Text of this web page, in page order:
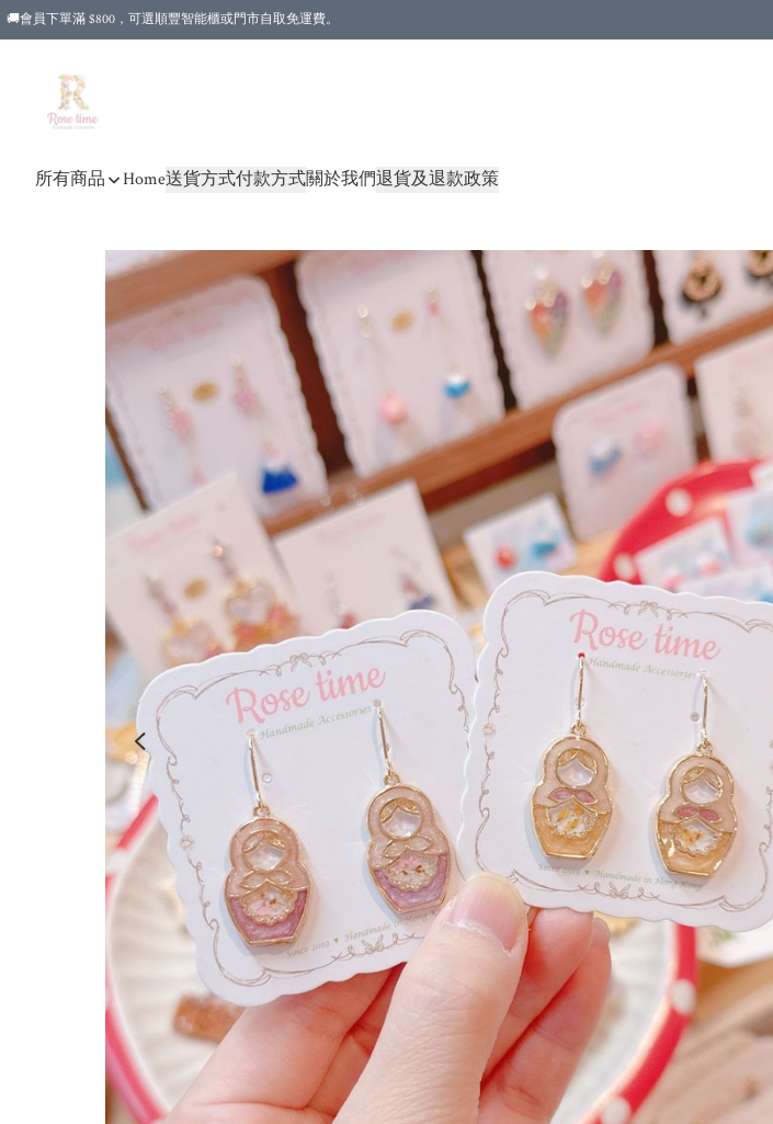
🚚會員下單滿 $800，可選順豐智能櫃或門市自取免運費。
所有商品 Home送貨方式付款方式關於我們退貨及退款政策